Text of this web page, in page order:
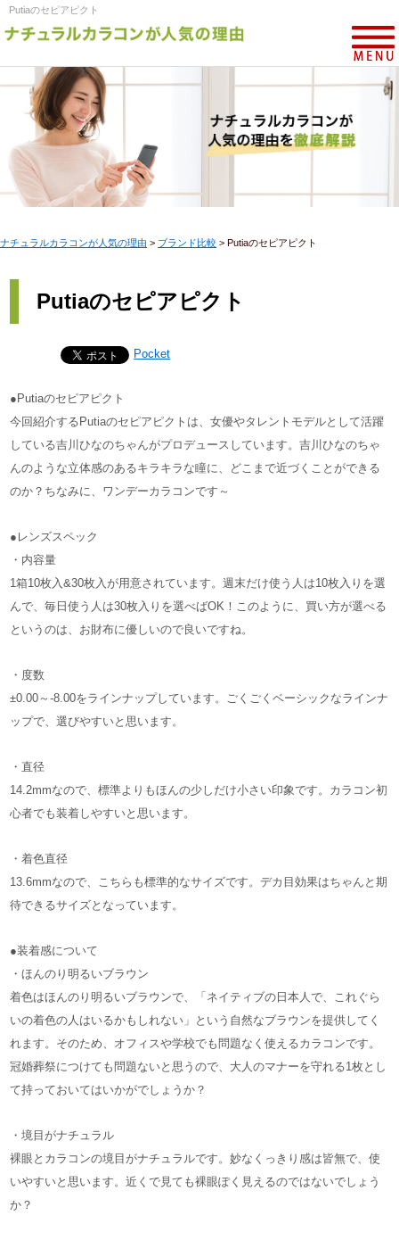
Putiaのセピアピクト
ナチュラルカラコンが人気の理由 > ブランド比較 > Putiaのセピアピクト
Putiaのセピアピクト
Pocket
●Putiaのセピアピクト
今回紹介するPutiaのセピアピクトは、女優やタレントモデルとして活躍
している吉川ひなのちゃんがプロデュースしています。吉川ひなのちゃ
んのような立体感のあるキラキラな瞳に、どこまで近づくことができる
のか？ちなみに、ワンデーカラコンです～
●レンズスペック
・内容量
1箱10枚入&30枚入が用意されています。週末だけ使う人は10枚入りを選
んで、毎日使う人は30枚入りを選べばOK！このように、買い方が選べる
というのは、お財布に優しいので良いですね。
・度数
±0.00～-8.00をラインナップしています。ごくごくベーシックなラインナ
ップで、選びやすいと思います。
・直径
14.2mmなので、標準よりもほんの少しだけ小さい印象です。カラコン初
心者でも装着しやすいと思います。
・着色直径
13.6mmなので、こちらも標準的なサイズです。デカ目効果はちゃんと期
待できるサイズとなっています。
●装着感について
・ほんのり明るいブラウン
着色はほんのり明るいブラウンで、「ネイティブの日本人で、これぐら
いの着色の人はいるかもしれない」という自然なブラウンを提供してく
れます。そのため、オフィスや学校でも問題なく使えるカラコンです。
冠婚葬祭につけても問題ないと思うので、大人のマナーを守れる1枚とし
て持っておいてはいかがでしょうか？
・境目がナチュラル
裸眼とカラコンの境目がナチュラルです。妙なくっきり感は皆無で、使
いやすいと思います。近くで見ても裸眼ぽく見えるのではないでしょう
か？